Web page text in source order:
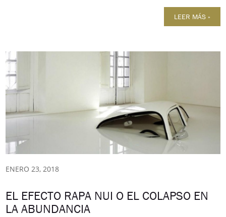
LEER MÁS »
ENERO 23, 2018
EL EFECTO RAPA NUI O EL COLAPSO EN
LA ABUNDANCIA